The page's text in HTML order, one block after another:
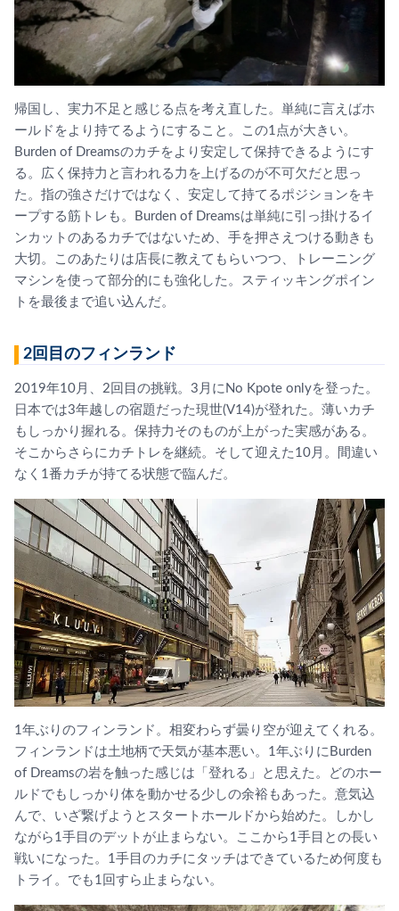
帰国し、実力不足と感じる点を考え直した。単純に言えばホ
ールドをより持てるようにすること。この1点が大きい。
Burden of Dreamsのカチをより安定して保持できるようにす
る。広く保持力と言われる力を上げるのが不可欠だと思っ
た。指の強さだけではなく、安定して持てるポジションをキ
ープする筋トレも。Burden of Dreamsは単純に引っ掛けるイ
ンカットのあるカチではないため、手を押さえつける動きも
大切。このあたりは店長に教えてもらいつつ、トレーニング
マシンを使って部分的にも強化した。スティッキングポイン
トを最後まで追い込んだ。
2回目のフィンランド
2019年10月、2回目の挑戦。3月にNo Kpote onlyを登った。
日本では3年越しの宿題だった現世(V14)が登れた。薄いカチ
もしっかり握れる。保持力そのものが上がった実感がある。
そこからさらにカチトレを継続。そして迎えた10月。間違い
なく1番カチが持てる状態で臨んだ。
1年ぶりのフィンランド。相変わらず曇り空が迎えてくれる。
フィンランドは土地柄で天気が基本悪い。1年ぶりにBurden
of Dreamsの岩を触った感じは「登れる」と思えた。どのホー
ルドでもしっかり体を動かせる少しの余裕もあった。意気込
んで、いざ繋げようとスタートホールドから始めた。しかし
ながら1手目のデットが止まらない。ここから1手目との長い
戦いになった。1手目のカチにタッチはできているため何度も
トライ。でも1回すら止まらない。